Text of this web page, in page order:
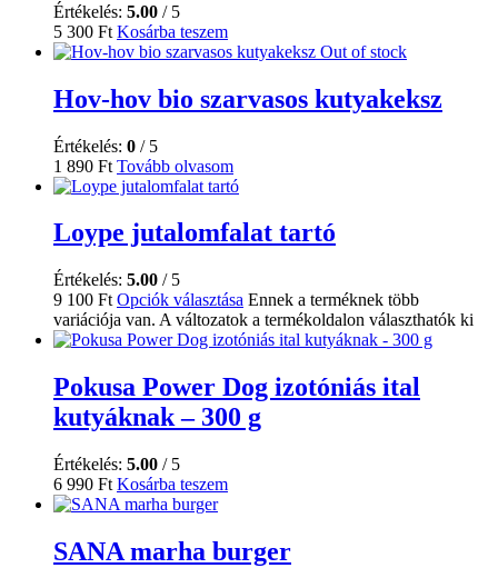
Értékelés: 5.00 / 5
5 300 Ft Kosárba teszem
Out of stock
Hov-hov bio szarvasos kutyakeksz
Értékelés: 0 / 5
1 890 Ft Tovább olvasom
Loype jutalomfalat tartó
Értékelés: 5.00 / 5
9 100 Ft Opciók választása Ennek a terméknek több
variációja van. A változatok a termékoldalon választhatók ki
Pokusa Power Dog izotóniás ital
kutyáknak – 300 g
Értékelés: 5.00 / 5
6 990 Ft Kosárba teszem
SANA marha burger